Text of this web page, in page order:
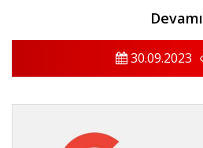
Devamı
30.09.2023